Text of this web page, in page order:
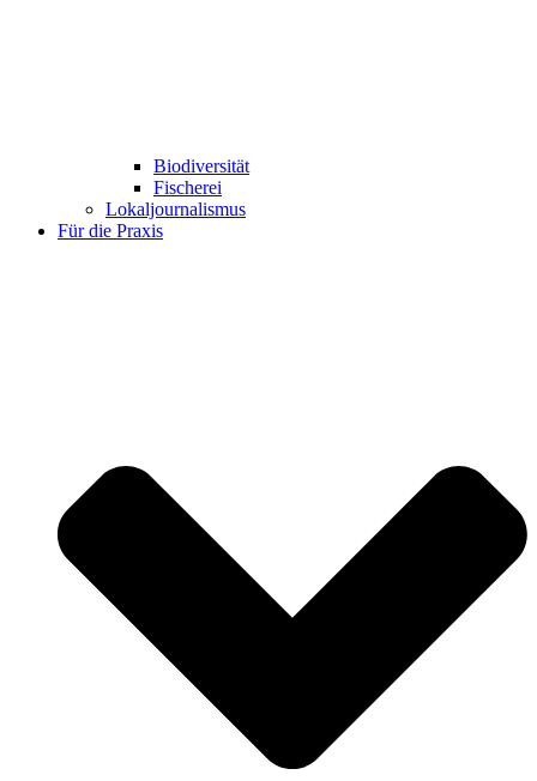
Biodiversität
Fischerei
Lokaljournalismus
Für die Praxis